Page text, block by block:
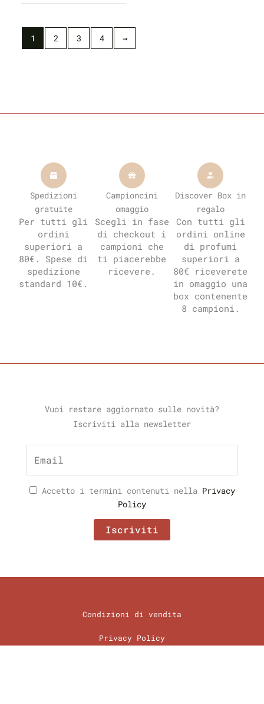
1 2 3 4 →
Spedizioni
gratuite
Per tutti gli
ordini
superiori a
80€. Spese di
spedizione
standard 10€.
Campioncini
omaggio
Scegli in fase
di checkout i
campioni che
ti piacerebbe
ricevere.
Discover Box in
regalo
Con tutti gli
ordini online
di profumi
superiori a
80€ riceverete
in omaggio una
box contenente
8 campioni.
Vuoi restare aggiornato sulle novità?
Iscriviti alla newsletter
Accetto i termini contenuti nella Privacy
Policy
Condizioni di vendita
Privacy Policy